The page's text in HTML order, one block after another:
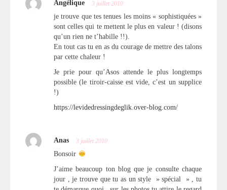
Angélique 3 juillet 2010
je trouve que tes tenues les moins « sophistiquées »
sont celles qui te mettent le plus en valeur ! (disons
qu’un rien ne t’habille !!).
En tout cas tu en as du courage de mettre des talons
par cette chaleur !
Je prie pour qu’Asos attende le plus longtemps
possible (le tiroir-caisse est vide, c’est un supplice
!)
https://levidedressingdeglik.over-blog.com/
Anas 3 juillet 2010
Bonsoir
J’aime beaucoup ton blog que je consulte chaque
jour , je trouve que tu as un style » spécial » , tu